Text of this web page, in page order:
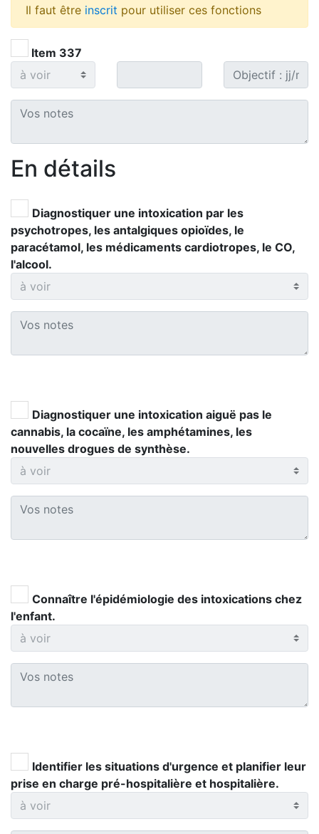
Il faut être inscrit pour utiliser ces fonctions
Item 337
En détails
Diagnostiquer une intoxication par les
psychotropes, les antalgiques opioïdes, le
paracétamol, les médicaments cardiotropes, le CO,
l'alcool.
Diagnostiquer une intoxication aiguë pas le
cannabis, la cocaïne, les amphétamines, les
nouvelles drogues de synthèse.
Connaître l'épidémiologie des intoxications chez
l'enfant.
Identifier les situations d'urgence et planifier leur
prise en charge pré-hospitalière et hospitalière.